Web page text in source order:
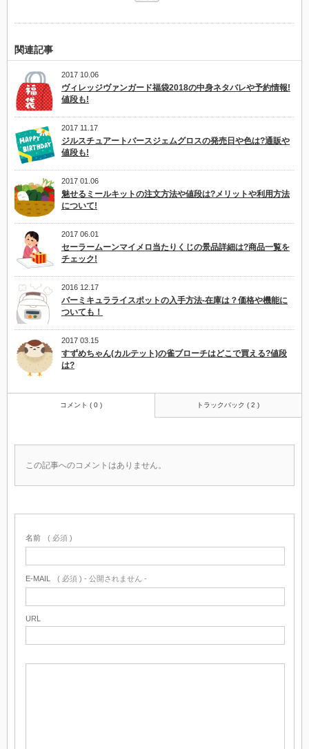
関連記事
2017 10.06
ヴィレッジヴァンガード福袋2018の中身ネタバレや予約情報!
値段も!
2017 11.17
ジルスチュアートバースジェムグロスの発売日や色は?通販や
値段も!
2017 01.06
魅せるミールキットの注文方法や値段は?メリットや利用方法
について!
2017 06.01
セーラームーンマイメロ当たりくじの景品詳細は?商品一覧を
チェック!
2016 12.17
バーミキュラライスポットの入手方法-在庫は？価格や機能に
ついても！
2017 03.15
すずめちゃん(カルテット)の雀ブローチはどこで買える?値段
は?
コメント ( 0 ) トラックバック ( 2 )
この記事へのコメントはありません。
名前 ( 必須 )
E-MAIL ( 必須 ) - 公開されません -
URL